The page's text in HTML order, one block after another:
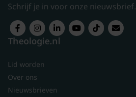
Schrijf je in voor onze nieuwsbrief.
Theologie.nl
Lid worden
Over ons
Nieuwsbrieven